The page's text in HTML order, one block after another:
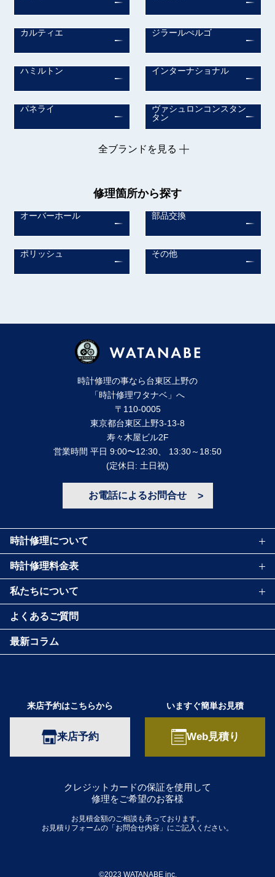
カルティエ ジラールぺルゴ
ハミルトン インターナショナル
パネライ
ヴァシュロンコンスタン
タン
全ブランドを見る
修理箇所から探す
オーバーホール 部品交換
ポリッシュ その他
時計修理の事なら台東区上野の
「時計修理ワタナベ」へ
〒110-0005
東京都台東区上野3-13-8
寿々⽊屋ビル2F
営業時間 平⽇ 9:00〜12:30、 13:30～18:50
(定休⽇: ⼟⽇祝)
お電話によるお問合せ
時計修理について
時計修理料金表
私たちについて
よくあるご質問
最新コラム
来店予約はこちらから
来店予約
いますぐ簡単お見積
Web見積り
クレジットカードの保証を使用して
修理をご希望のお客様
お見積金額のご相談も承っております。
お見積りフォームの「お問合せ内容」にご記入ください。
©2023 WATANABE inc.